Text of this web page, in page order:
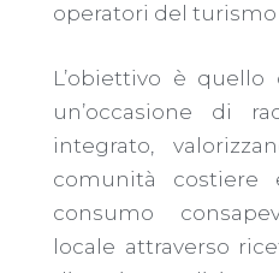
operatori del
L’obiettivo è
un’occasione di
integrato,
comunità costiere
consumo
locale attraverso